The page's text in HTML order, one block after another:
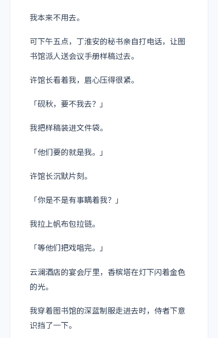
我本来不用去。
可下午五点，丁淮安的秘书亲自打电话，让图
书馆派人送会议手册样稿过去。
许馆长看着我，眉心压得很紧。
「砚秋，要不我去？」
我把样稿装进文件袋。
「他们要的就是我。」
许馆长沉默片刻。
「你是不是有事瞒着我？」
我拉上帆布包拉链。
「等他们把戏唱完。」
云澜酒店的宴会厅里，香槟塔在灯下闪着金色
的光。
我穿着图书馆的深蓝制服走进去时，侍者下意
识挡了一下。